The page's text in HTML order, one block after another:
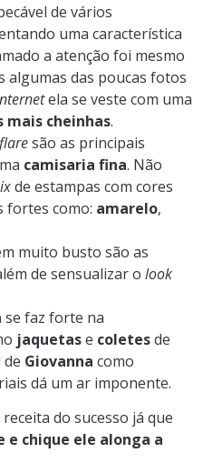
de vários
uma característica
a atenção foi mesmo
algumas das poucas fotos
ela se veste com uma
mais cheinhas.
flaresão as principais
camisaria fina. Não
de estampas com cores
fortes como: amarelo,
muito busto são as
de sensualizar o look
se faz forte na
jaquetase coletesde
Giovanna como
dá um ar imponente.
do sucesso já que
e chique ele alonga a